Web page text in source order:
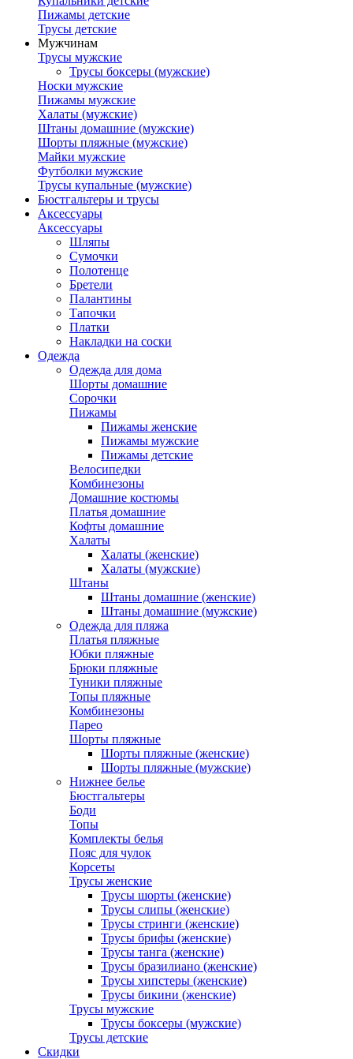
Пижамы детские
Трусы детские
Мужчинам
Трусы мужские
Трусы боксеры (мужские)
Носки мужские
Пижамы мужские
Халаты (мужские)
Штаны домашние (мужские)
Шорты пляжные (мужские)
Майки мужские
Футболки мужские
Трусы купальные (мужские)
Бюстгальтеры и трусы
Аксессуары
Аксессуары
Шляпы
Сумочки
Полотенце
Бретели
Палантины
Тапочки
Платки
Накладки на соски
Одежда
Одежда для дома
Шорты домашние
Сорочки
Пижамы
Пижамы женские
Пижамы мужские
Пижамы детские
Велосипедки
Комбинезоны
Домашние костюмы
Платья домашние
Кофты домашние
Халаты
Халаты (женские)
Халаты (мужские)
Штаны
Штаны домашние (женские)
Штаны домашние (мужские)
Одежда для пляжа
Платья пляжные
Юбки пляжные
Брюки пляжные
Туники пляжные
Топы пляжные
Комбинезоны
Парео
Шорты пляжные
Шорты пляжные (женские)
Шорты пляжные (мужские)
Нижнее белье
Бюстгальтеры
Боди
Топы
Комплекты белья
Пояс для чулок
Корсеты
Трусы женские
Трусы шорты (женские)
Трусы слипы (женские)
Трусы стринги (женские)
Трусы брифы (женские)
Трусы танга (женские)
Трусы бразилиано (женские)
Трусы хипстеры (женские)
Трусы бикини (женские)
Трусы мужские
Трусы боксеры (мужские)
Трусы детские
Скидки